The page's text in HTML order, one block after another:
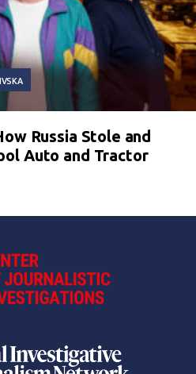
Russia Stole and
Auto and Tractor